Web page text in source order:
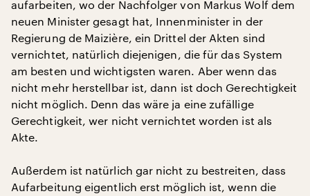
aufarbeiten, wo der Nachfolger von Markus Wolf dem
neuen Minister gesagt hat, Innenminister in der
Regierung de Maizière, ein Drittel der Akten sind
vernichtet, natürlich diejenigen, die für das System
am besten und wichtigsten waren. Aber wenn das
nicht mehr herstellbar ist, dann ist doch Gerechtigkeit
nicht möglich. Denn das wäre ja eine zufällige
Gerechtigkeit, wer nicht vernichtet worden ist als
Akte.
Außerdem ist natürlich gar nicht zu bestreiten, dass
Aufarbeitung eigentlich erst möglich ist, wenn die